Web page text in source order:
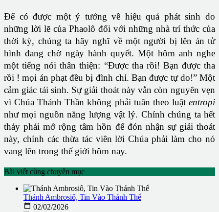
Để có được một ý tưởng về hiệu quả phát sinh do
những lời lẽ của Phaolô đối với những nhà trí thức của
thời kỳ, chúng ta hãy nghĩ về một người bị lên án tử
hình đang chờ ngày hành quyết. Một hôm anh nghe
một tiếng nói thân thiện: “Được tha rồi! Bạn được tha
rồi ! mọi án phạt đều bị đình chỉ. Bạn được tự do!” Một
cảm giác tái sinh. Sự giải thoát này vẫn còn nguyên vẹn
vì Chúa Thánh Thần không phải tuân theo luật entropi
như mọi nguồn năng lượng vật lý. Chính chúng ta hết
thảy phải mở rộng tâm hồn để đón nhận sự giải thoát
này, chính các thừa tác viên lời Chúa phải làm cho nó
vang lên trong thế giới hôm nay.
Bài viết cùng chuyên mục
Thánh Ambrosiô, Tin Vào Thánh Thể
 02/02/2026